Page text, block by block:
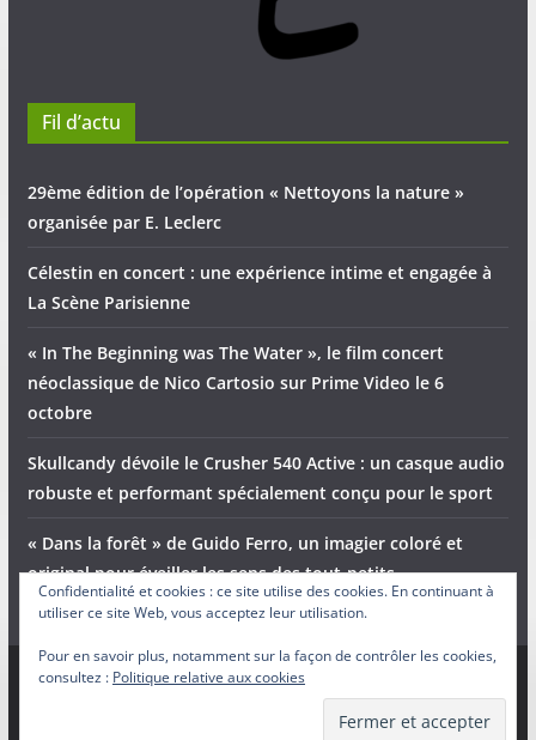
Fil d’actu
29ème édition de l’opération « Nettoyons la nature »
organisée par E. Leclerc
Célestin en concert : une expérience intime et engagée à
La Scène Parisienne
« In The Beginning was The Water », le film concert
néoclassique de Nico Cartosio sur Prime Video le 6
octobre
Skullcandy dévoile le Crusher 540 Active : un casque audio
robuste et performant spécialement conçu pour le sport
« Dans la forêt » de Guido Ferro, un imagier coloré et
original pour éveiller les sens des tout-petits
. Tous droits réservés.
Confidentialité et cookies : ce site utilise des cookies. En continuant à
utiliser ce site Web, vous acceptez leur utilisation.
Pour en savoir plus, notamment sur la façon de contrôler les cookies,
consultez : Politique relative aux cookies